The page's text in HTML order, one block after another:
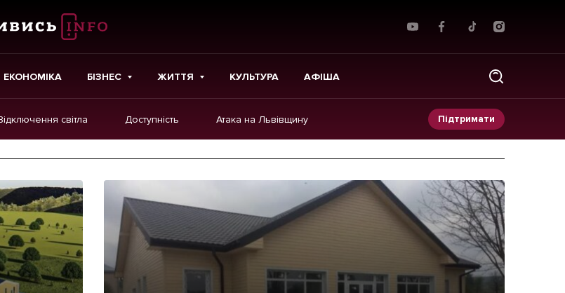
ЕКОНОМІКА БІЗНЕС ЖИТТЯ КУЛЬТУРА АФІША
світла Доступність Атака на Львівщину Підтримати
Інтерв'ю
Картки
Репортаж
Розслідування
Погляди
Прес-релізи
Фото/Відео
Made in Lviv